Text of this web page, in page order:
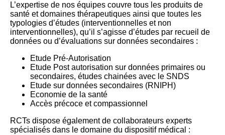
L’expertise de nos équipes couvre tous les produits de
santé et domaines thérapeutiques ainsi que toutes les
typologies d’études (interventionnelles et non
interventionnelles), qu’il s’agisse d’études par recueil de
données ou d’évaluations sur données secondaires :
Etude Pré-Autorisation
Etude Post autorisation sur données primaires ou
secondaires, études chainées avec le SNDS
Etude sur données secondaires (RNIPH)
Economie de la santé
Accès précoce et compassionnel
RCTs dispose également de collaborateurs experts
spécialisés dans le domaine du dispositif médical :